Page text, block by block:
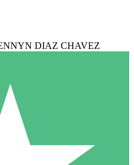
DIAZ CHAVEZ